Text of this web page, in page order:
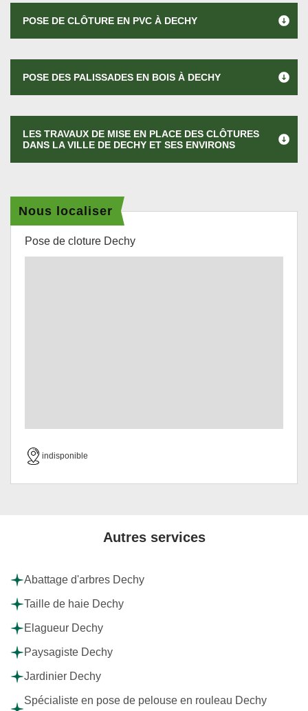
POSE DE CLÔTURE EN PVC À DECHY
POSE DES PALISSADES EN BOIS À DECHY
LES TRAVAUX DE MISE EN PLACE DES CLÔTURES
DANS LA VILLE DE DECHY ET SES ENVIRONS
Nous localiser
Pose de cloture Dechy
indisponible
Autres services
Abattage d'arbres Dechy
Taille de haie Dechy
Elagueur Dechy
Paysagiste Dechy
Jardinier Dechy
Spécialiste en pose de pelouse en rouleau Dechy